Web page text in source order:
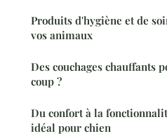
Produits d'hygiène et de
vos animaux
Des couchages chauffants
coup ?
Du confort à la
idéal pour chien